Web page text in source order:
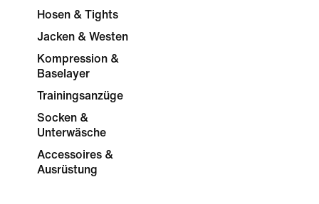
Hosen & Tights
Jacken & Westen
Kompression &
Baselayer
Trainingsanzüge
Socken &
Unterwäsche
Accessoires &
Ausrüstung